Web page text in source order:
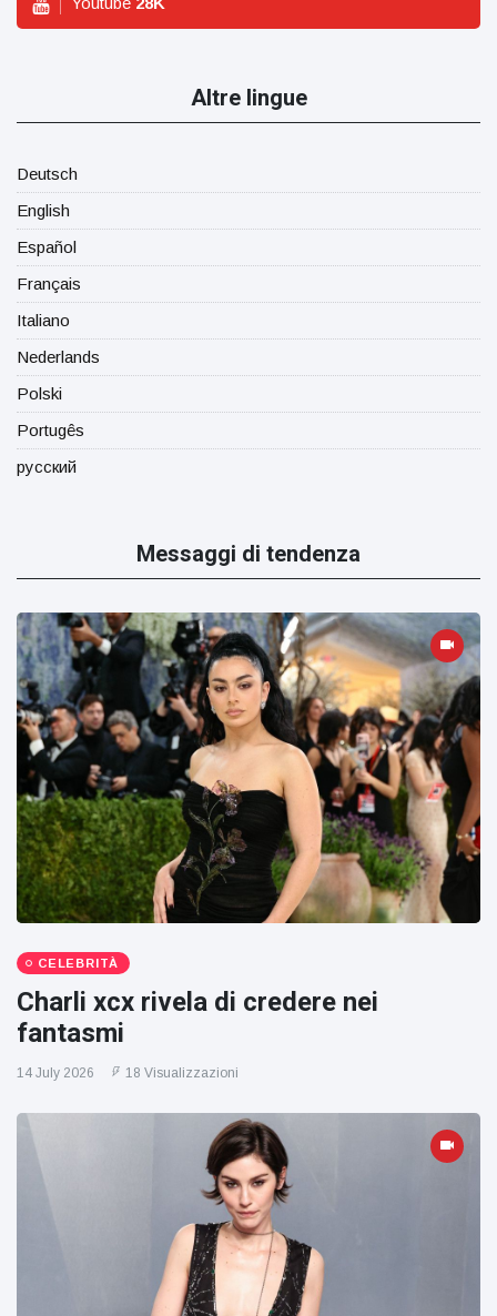
Altre lingue
Deutsch
English
Español
Français
Italiano
Nederlands
Polski
Portugês
русский
Messaggi di tendenza
CELEBRITÀ
Charli xcx rivela di credere nei
fantasmi
14 July 2026 18 Visualizzazioni